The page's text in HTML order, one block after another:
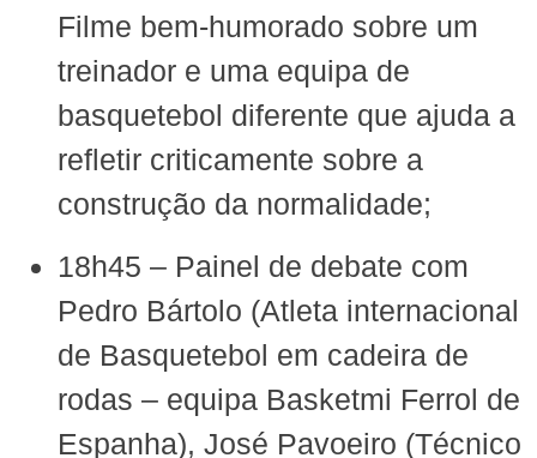
‪Filme bem-humorado sobre um
treinador e uma equipa de
basquetebol diferente que ajuda a
refletir criticamente sobre a
construção da normalidade‬;
‪18h45 – Painel de debate com‬
Pedro Bártolo (Atleta internacional
de Basquetebol em cadeira de
rodas – equipa Basketmi Ferrol de
Espanha‬), José Pavoeiro (Técnico